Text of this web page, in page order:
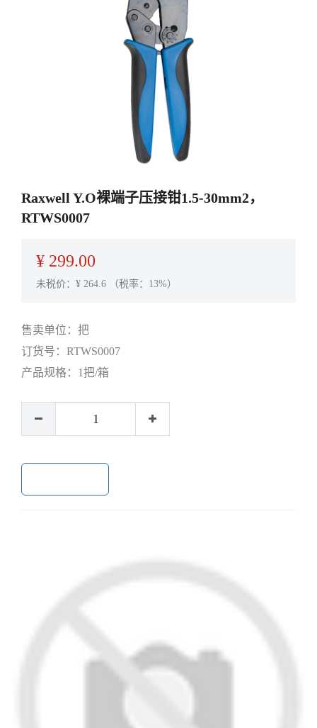
Raxwell Y.O裸端子压接钳1.5-30mm2，
RTWS0007
¥ 299.00
未税价：¥ 264.6 （税率：13%）
售卖单位： 把
订货号： RTWS0007
产品规格： 1把/箱